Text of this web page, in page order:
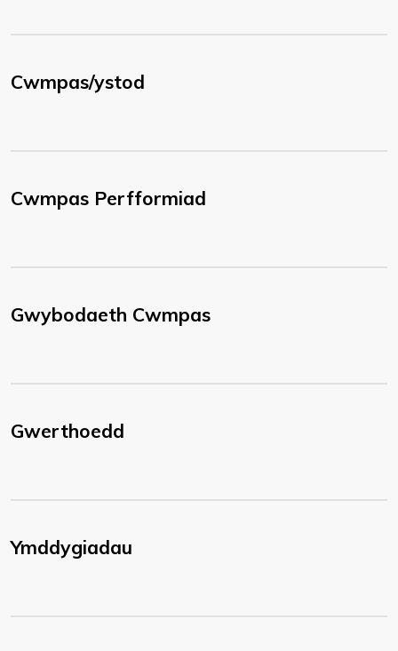
Cwmpas/ystod
Cwmpas Perfformiad
Gwybodaeth Cwmpas
Gwerthoedd
Ymddygiadau